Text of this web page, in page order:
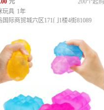
.00 元
200个起购
玩具 1年
国际商贸城六区171门1楼4街81089